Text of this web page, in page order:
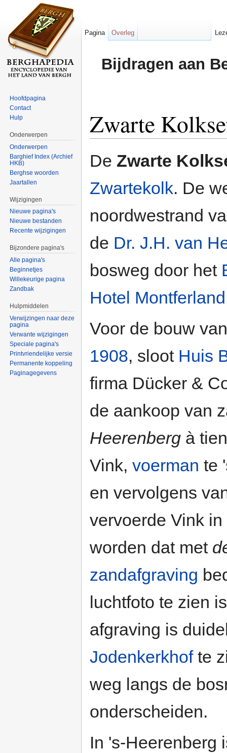
Bijdragen aan
Zwarte
De Zwarte
Zwartekolk. De
noordwestrand
de Dr. J.H. van
bosweg door het
Hotel Montferland
Voor de bouw
1908, sloot Huis
firma Dücker &
de aankoop van
Heerenberg à
Vink, voerman te
en vervolgens
vervoerde Vink
worden dat met
zandafgraving
luchtfoto te zien
afgraving is
Jodenkerkhofte
weg langs de
onderscheiden.
In 's-Heerenberg
Pagina Overleg
Hoofdpagina
Contact
Hulp
Onderwerpen
Onderwerpen
Barghief Index (Archief
HKB)
Berghse woorden
Jaartallen
Wijzigingen
Nieuwe pagina's
Nieuwe bestanden
Recente wijzigingen
Bijzondere pagina's
Alle pagina's
Beginnetjes
Willekeurige pagina
Zandbak
Hulpmiddelen
Verwijzingen naar deze
pagina
Verwante wijzigingen
Speciale pagina's
Printvriendelijke versie
Permanente koppeling
Paginagegevens